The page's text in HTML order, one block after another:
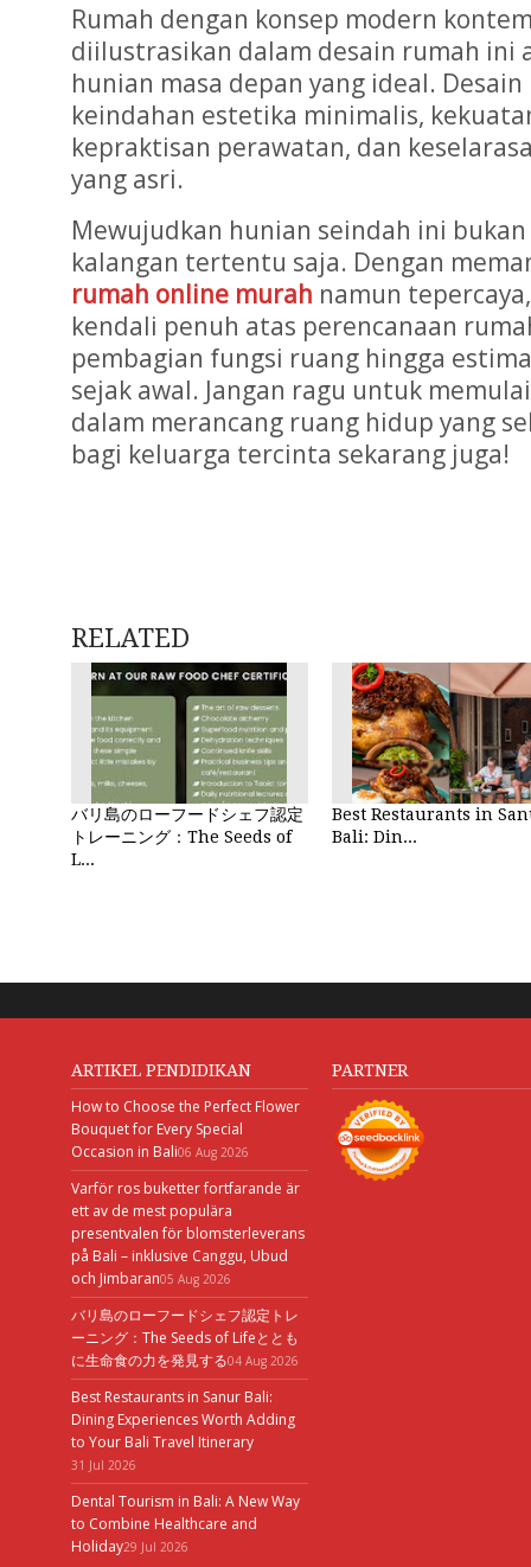
Rumah dengan konsep modern
diilustrasikan dalam desain rumah ini
hunian masa depan yang ideal.
keindahan estetika minimalis,
kepraktisan perawatan, dan
yang asri.
Mewujudkan hunian seindah ini
kalangan tertentu saja. Dengan
rumah online murah namun
kendali penuh atas perencanaan
pembagian fungsi ruang hingga
sejak awal. Jangan ragu untuk
dalam merancang ruang hidup yang
bagi keluarga tercinta sekarang juga!
RELATED
バリ島のローフードシェフ認定
トレーニング：The Seeds of
L...
Best Restaurants in
Bali: Din...
ARTIKEL PENDIDIKAN
How to Choose the Perfect Flower
Bouquet for Every Special
Occasion in Bali06 Aug 2026
Varför ros buketter fortfarande är
ett av de mest populära
presentvalen för blomsterleverans
på Bali – inklusive Canggu, Ubud
och Jimbaran05 Aug 2026
バリ島のローフードシェフ認定トレ
ーニング：The Seeds of Lifeととも
に生命食の力を発見する04 Aug 2026
Best Restaurants in Sanur Bali:
Dining Experiences Worth Adding
to Your Bali Travel Itinerary
31 Jul 2026
Dental Tourism in Bali: A New Way
to Combine Healthcare and
Holiday29 Jul 2026
PARTNER